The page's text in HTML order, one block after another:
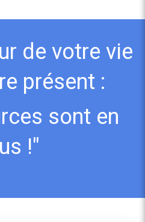
de votre vie
présent :
sont en
!"